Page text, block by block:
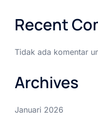
Recent
Tidak ada komentar
Archives
Januari 2026